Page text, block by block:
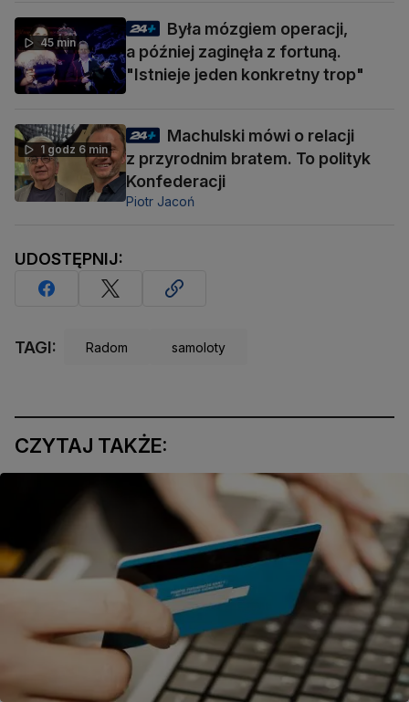
45 min
Była mózgiem operacji,
a później zaginęła z fortuną.
"Istnieje jeden konkretny trop"
1 godz 6 min
Machulski mówi o relacji
z przyrodnim bratem. To polityk
Konfederacji
Piotr Jacoń
UDOSTĘPNIJ:
TAGI: Radom samoloty
CZYTAJ TAKŻE: